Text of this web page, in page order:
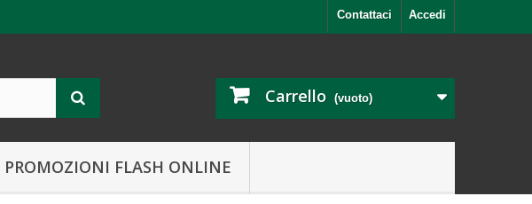
Accedi
Contattaci
Carrello (vuoto)
PROMOZIONI FLASH ONLINE